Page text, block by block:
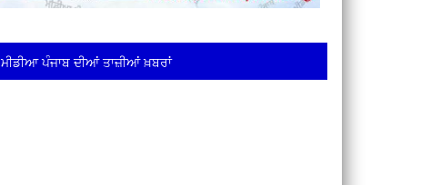
ਮੀਡੀਆ ਪੰਜਾਬ ਦੀਆਂ ਤਾਜ਼ੀਆਂ ਖ਼ਬਰਾਂ